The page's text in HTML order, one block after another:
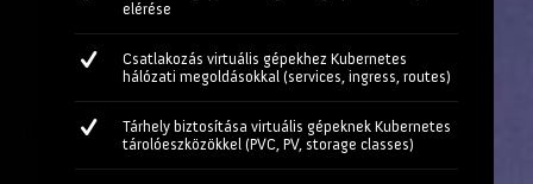
elérése
Csatlakozás virtuális gépekhez Kubernetes
hálózati megoldásokkal (services, ingress, routes)
Tárhely biztosítása virtuális gépeknek Kubernetes
tárolóeszközökkel (PVC, PV, storage classes)